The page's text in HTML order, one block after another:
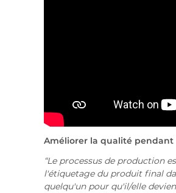
Améliorer la qualité
“Le processus de production
l'étiquetage du produit final
quelqu'un pour qu'il/elle